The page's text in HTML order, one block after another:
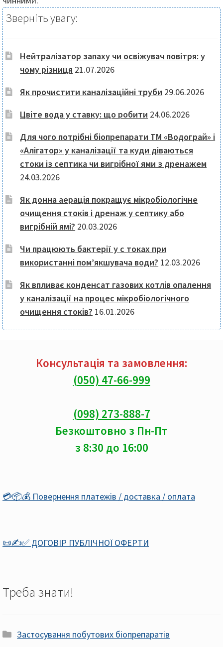
Зверніть увагу:
Нейтралізатор запаху чи освіжувач повітря: у
чому різниця 21.07.2026
Як прочистити каналізаційні труби 29.06.2026
Цвіте вода у ставку: що робити 24.06.2026
Для чого потрібні біопрепарати ТМ «Водограй» і
«Алігатор» у каналізації та куди діваються
стоки із септика чи вигрібної ями з дренажем
24.03.2026
Як донна аерація покращує мікробіологічне
очищення стоків і дренаж у септику або
вигрібній ямі? 20.03.2026
Чи працюють бактерії у с токах при
використанні пом’якшувача води? 12.03.2026
Як впливає конденсат газових котлів опалення
у каналізації на процес мікробіологічного
очищення стоків? 16.01.2026
Консультація та замовлення:
(050) 47-66-999
(098) 273-888-7
Безкоштовно з Пн-Пт
з 8:30 до 16:00
💳📦💰 Повернення платежів / доставка / оплата
📜✍️✅ ДОГОВІР ПУБЛІЧНОЇ ОФЕРТИ
Треба знати!
Застосування побутових біопрепаратів